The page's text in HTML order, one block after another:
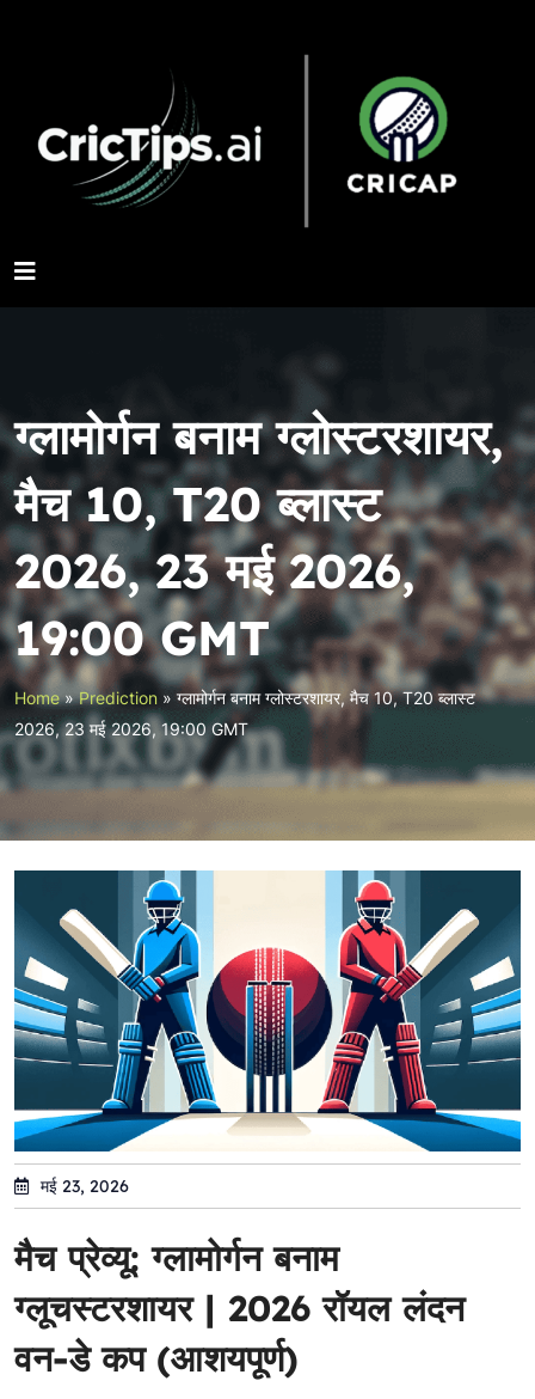
ग्लामोर्गन बनाम ग्लोस्टरशायर,
मैच 10, T20 ब्लास्ट
2026, 23 मई 2026,
19:00 GMT
Home»Prediction »ग्लामोर्गन बनाम ग्लोस्टरशायर, मैच 10, T20 ब्लास्ट
2026, 23 मई 2026, 19:00 GMT
मई 23, 2026
मैच प्रेव्यू: ग्लामोर्गन बनाम
ग्लूचस्टरशायर | 2026 रॉयल लंदन
वन-डे कप (आशयपूर्ण)